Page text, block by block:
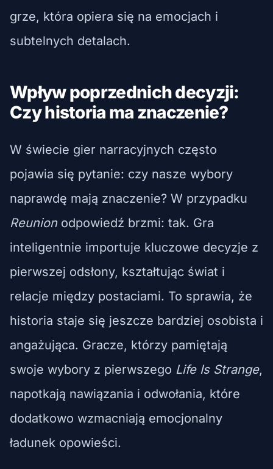
grze, która opiera się na emocjach i
subtelnych detalach.
Wpływ poprzednich decyzji:
Czy historia ma znaczenie?
W świecie gier narracyjnych często
pojawia się pytanie: czy nasze wybory
naprawdę mają znaczenie? W przypadku
Reunionodpowiedź brzmi: tak. Gra
inteligentnie importuje kluczowe decyzje z
pierwszej odsłony, kształtując świat i
relacje między postaciami. To sprawia, że
historia staje się jeszcze bardziej osobista i
angażująca. Gracze, którzy pamiętają
swoje wybory z pierwszego Life Is Strange,
napotkają nawiązania i odwołania, które
dodatkowo wzmacniają emocjonalny
ładunek opowieści.